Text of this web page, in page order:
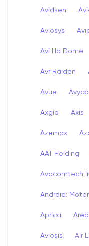
Avidsen
Aviosys
Avl Hd Dome
Avr Raiden
Avue
Axgio Axis
Azemax
AAT Holding
Avacomtech
Android:
Aprica Arebi
Aviosis Air